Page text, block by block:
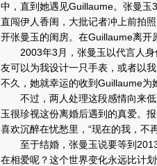
中，直到她遇见Guillaume。张曼
直闯伊人香闺，大批记者冲上前拍
开张曼玉的闺房。在Guillaume离开
2003年3月，张曼玉以代言人身
友可以为我设计一只手表，或者以
不久，她就幸运的收到Guillaume为
不过，两人处理这段感情向来低
玉很珍视这份离婚后遇到的真爱。
喜欢沉醉在忧愁里，“现在的我，不
至于结婚，张曼玉说要等到2013
在相爱呢？这个世界变化永远比计